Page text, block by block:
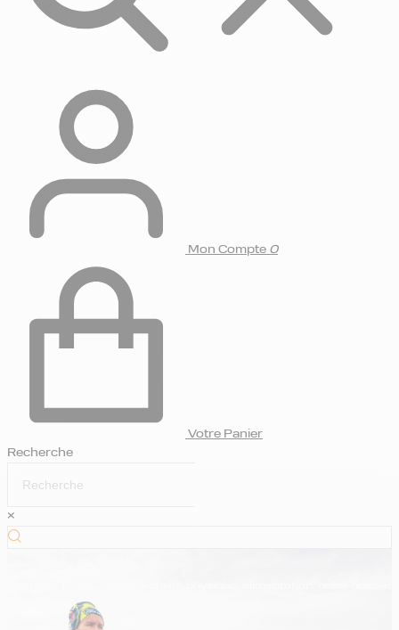
Mon Compte 0
Votre Panier
Recherche
×
spécial (1/2)